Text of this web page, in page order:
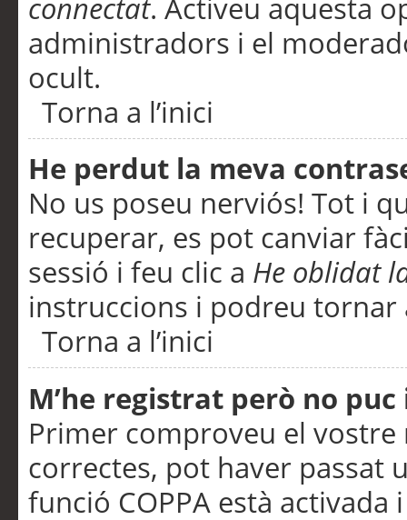
connectat. Activeu aquesta
administradors i el
ocult.
Torna a l’inici
He perdut la meva
No us poseu nerviós! Tot i
recuperar, es pot canviar
sessió i feu clic a He oblidat
instruccions i podreu tornar
Torna a l’inici
M’he registrat però no
Primer comproveu el vostre
correctes, pot haver passat
funció COPPA està